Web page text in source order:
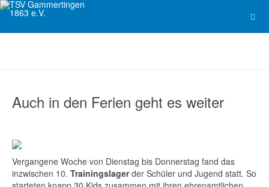
Auch in den Ferien geht es weiter
Vergangene Woche von Dienstag bis Donnerstag fand das
inzwischen 10. Trainingslagerder Schüler und Jugend statt. So